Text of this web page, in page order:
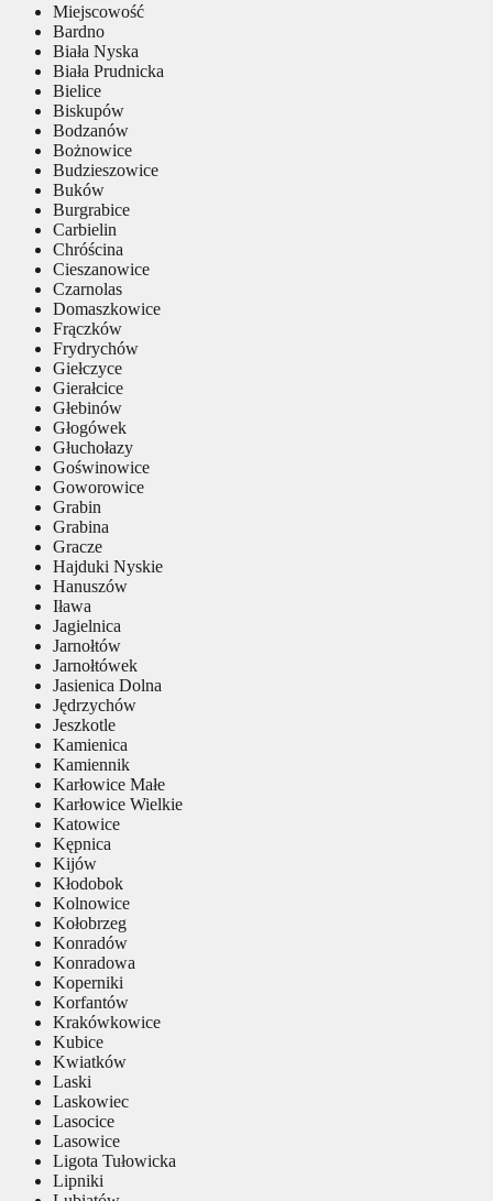
Miejscowość
Bardno
Biała Nyska
Biała Prudnicka
Bielice
Biskupów
Bodzanów
Bożnowice
Budzieszowice
Buków
Burgrabice
Carbielin
Chróścina
Cieszanowice
Czarnolas
Domaszkowice
Frączków
Frydrychów
Giełczyce
Gierałcice
Głebinów
Głogówek
Głuchołazy
Goświnowice
Goworowice
Grabin
Grabina
Gracze
Hajduki Nyskie
Hanuszów
Iława
Jagielnica
Jarnołtów
Jarnołtówek
Jasienica Dolna
Jędrzychów
Jeszkotle
Kamienica
Kamiennik
Karłowice Małe
Karłowice Wielkie
Katowice
Kępnica
Kijów
Kłodobok
Kolnowice
Kołobrzeg
Konradów
Konradowa
Koperniki
Korfantów
Krakówkowice
Kubice
Kwiatków
Laski
Laskowiec
Lasocice
Lasowice
Ligota Tułowicka
Lipniki